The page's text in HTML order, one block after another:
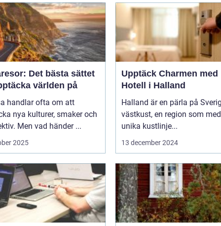
Det bästa sättet
världen på
handlar ofta om att
nya kulturer, smaker och
Men vad händer ...
2025
Upptäck Charmen med
Hotell i Halland
Halland är en pärla på
västkust, en region som
unika kustlinje...
13 december 2024